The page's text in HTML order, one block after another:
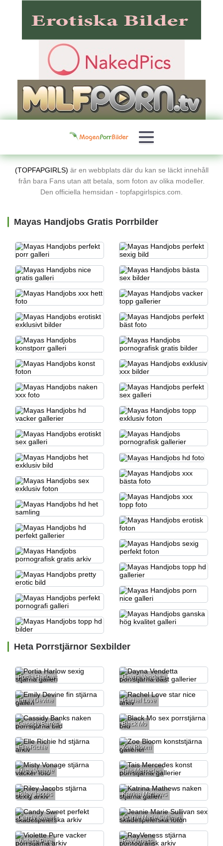
(TOPFAPGIRLS) är en webbplats där du kan se läckt innehåll
från bara Fans utan att betala, som foton av olika modeller.
Den officiella hemsidan - topfapgirlspics.com.
Mayas Handjobs Gratis Porrbilder
Heta Porrstjärnor Sexbilder
Portia Harlow Dayna Vendetta
Emily Devine Rachel Love
Cassidy Banks Black Mo
Elle Richie Zoe Bloom
Misty Vonage Tais Mercedes
Riley Jacobs Katrina Mathews
Candy Sweet Jeanie Marie Sullivan
Violette Pure RayVeness